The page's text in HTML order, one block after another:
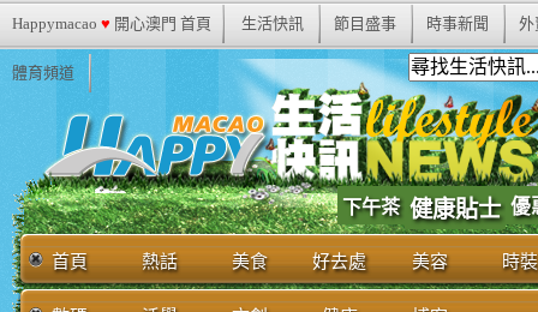
Happymacao ♥ 開心澳門 首頁 生活快訊 節目盛事 時事新聞 外
體育頻道
下午茶 健康貼士 優
首頁 熱話 美食 好去處 美容 時裝